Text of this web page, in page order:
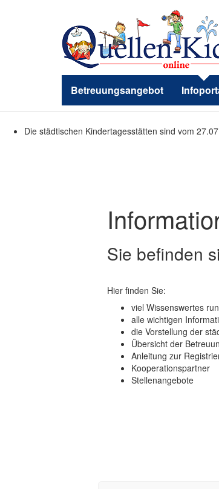
Betreuungsangebot
Die städtischen Kindertagesstätten sind vom
Sie befinden
Hier finden Sie:
viel Wissenswertes
alle wichtigen
die Vorstellung der
Übersicht der
Anleitung zur
Kooperationspartner
Stellenangebote